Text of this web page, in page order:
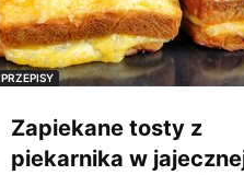
PRZEPISY
Zapiekane tosty z
piekarnika w